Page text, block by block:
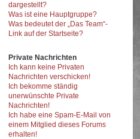
dargestellt?
Was ist eine Hauptgruppe?
Was bedeutet der „Das Team“-
Link auf der Startseite?
Private Nachrichten
Ich kann keine Privaten
Nachrichten verschicken!
Ich bekomme ständig
unerwünschte Private
Nachrichten!
Ich habe eine Spam-E-Mail von
einem Mitglied dieses Forums
erhalten!